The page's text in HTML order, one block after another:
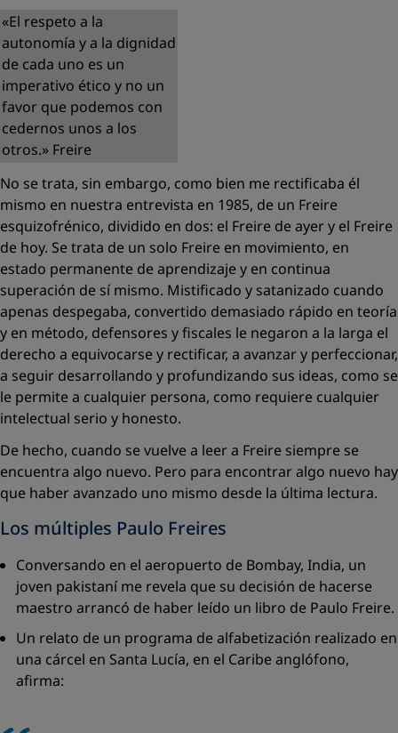
«El respeto a la
autonomía y a la dignidad
de cada uno es un
imperativo ético y no un
favor que podemos con
cedernos unos a los
otros.» Freire
No se trata, sin embargo, como bien me rectificaba él
mismo en nuestra entrevista en 1985, de un Freire
esquizofrénico, dividido en dos: el Freire de ayer y el Freire
de hoy. Se trata de un solo Freire en movimiento, en
estado permanente de aprendizaje y en continua
superación de sí mismo. Mistificado y satanizado cuando
apenas despegaba, convertido demasiado rápido en teoría
y en método, defensores y fiscales le negaron a la larga el
derecho a equivocarse y rectificar, a avanzar y perfeccionar,
a seguir desarrollando y profundizando sus ideas, como se
le permite a cualquier persona, como requiere cualquier
intelectual serio y honesto.
De hecho, cuando se vuelve a leer a Freire siempre se
encuentra algo nuevo. Pero para encontrar algo nuevo hay
que haber avanzado uno mismo desde la última lectura.
Los múltiples Paulo Freires
Conversando en el aeropuerto de Bombay, India, un
joven pakistaní me revela que su decisión de hacerse
maestro arrancó de haber leído un libro de Paulo Freire.
Un relato de un programa de alfabetización realizado en
una cárcel en Santa Lucía, en el Caribe anglófono,
afirma: